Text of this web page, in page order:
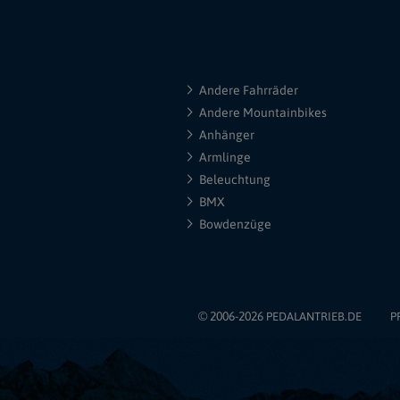
Andere Fahrräder
Andere Mountainbikes
Anhänger
Armlinge
Beleuchtung
BMX
Bowdenzüge
© 2006-2026 PEDALANTRIEB.DE